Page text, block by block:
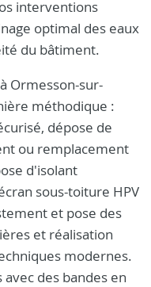
interventions
optimal des eaux
du bâtiment.
Ormesson-sur-
méthodique :
dépose de
ou remplacement
d'isolant
sous-toiture HPV
et pose des
et réalisation
modernes.
des bandes en